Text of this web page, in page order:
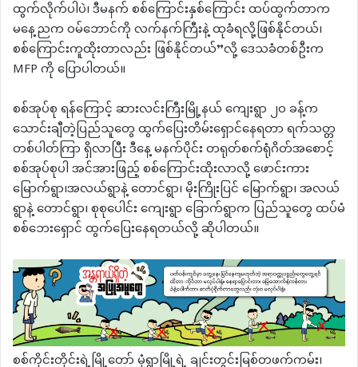
ထွက်လိုက်ပါပဲ၊ ဒီမနက် စစ်ကြောင်းနှစ်ကြောင်း ထပ်ထွက်တာက
မနေ့ညက ဝမ်ဘောင်ကို လက်နက်ကြီးနဲ့ ထုခံရလို့ဖြစ်နိုင်တယ်၊
စစ်ကြောင်းကူထိုးတာလည်း ဖြစ်နိုင်တယ်”လို့ ဒေသခံတစ်ဦးက
MFP ကို ပြောပါတယ်။
စစ်အုပ်စု ရန်ကြောင့် ဆားလင်းကြီးမြို့နယ် ကျေးရွာ ၂၀ ခန့်က
သောင်းချီတဲ့ပြည်သူတွေ ထွက်ပြေးတိမ်းရှောင်နေရတာ ရက်သတ္တ
တစ်ပါတ်ကြာ ရှိလာပြီး ဒီနေ့ မနက်ပိုင်း တရုတ်စက်ရုံဂိတ်အစောင့်
စစ်အုပ်စုပါ အင်အားဖြည့် စစ်ကြောင်းထိုးလာလို့ ဖောင်းကား
မြောက်ရွာ၊အလယ်ရွာနဲ့ တောင်ရွာ၊ မိုးကြိုးပြင် မြောက်ရွာ၊ အလယ်
ရွာနဲ့ တောင်ရွာ၊ စုစုပေါင်း ကျေးရွာ ခြောက်ရွာက ပြည်သူတွေ ထပ်မံ
စစ်ဘေးရှောင် ထွက်ပြေးနေရတယ်လို့ ဆိုပါတယ်။
စစ်ကိုင်းတိုင်းရဲ့မြို့တော် မုံရွာမြို့ရဲ့ ချင်းတွင်းမြစ်တဖက်ကမ်း၊